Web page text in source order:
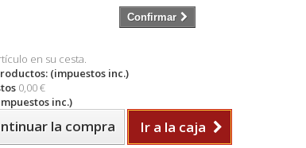
Confirmar
en su cesta.
(impuestos inc.)
0,00 €
inc.)
la compra Ir a la caja